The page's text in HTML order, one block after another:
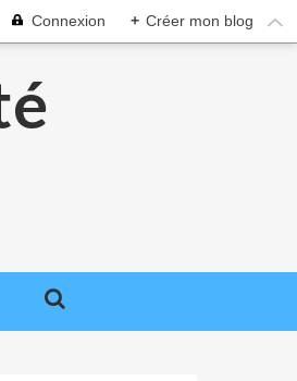
Connexion + Créer mon blog